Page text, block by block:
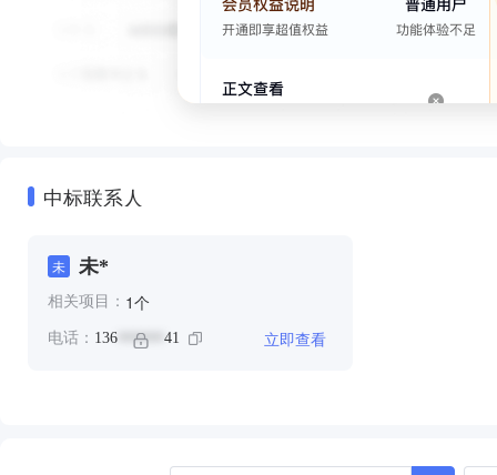
中标联系人
未 未*
相关项目： 1个
电话： 136 ****** 41 立即查看